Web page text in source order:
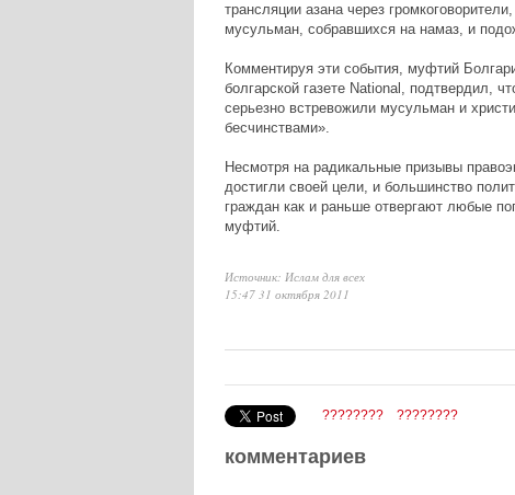
трансляции азана через
мусульман, собравшихся на намаз, и
Комментируя эти события, муфтий
болгарской газете National, подтвердил,
серьезно встревожили мусульман и
бесчинствами».
Несмотря на радикальные призывы
достигли своей цели, и большинство
граждан как и раньше отвергают любые
муфтий.
Источник: Ислам для всех
15:47 31 октября 2011
???????? ????????
комментариев